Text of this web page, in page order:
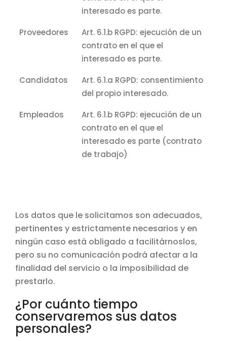
interesado es parte.
Proveedores
Art. 6.1.b RGPD: ejecución de un
contrato en el que el
interesado es parte.
Candidatos
Art. 6.1.a RGPD: consentimiento
del propio interesado.
Empleados
Art. 6.1.b RGPD: ejecución de un
contrato en el que el
interesado es parte (contrato
de trabajo)
Los datos que le solicitamos son adecuados,
pertinentes y estrictamente necesarios y en
ningún caso está obligado a facilitárnoslos,
pero su no comunicación podrá afectar a la
finalidad del servicio o la imposibilidad de
prestarlo.
¿Por cuánto tiempo
conservaremos sus datos
personales?